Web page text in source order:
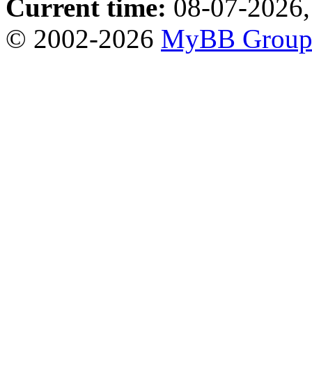
Current time: 08-07-
© 2002-2026 MyBB Group